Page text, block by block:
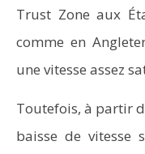
Trust Zone aux
comme en
une vitesse assez
Toutefois, à partir
baisse de vitesse